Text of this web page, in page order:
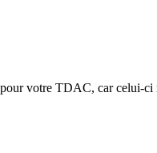
votre TDAC, car celui-ci